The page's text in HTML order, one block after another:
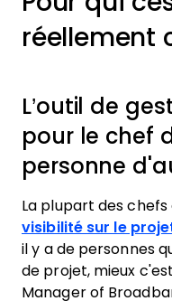
réellement
L’outil de
pour le chef
personne
La plupart des
visibilité sur le
il y a de personnes
de projet, mieux
Manager of